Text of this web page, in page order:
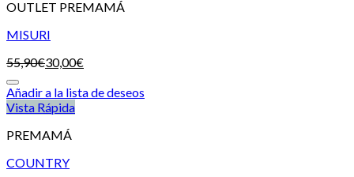
OUTLET PREMAMÁ
MISURI
55,90€30,00€
Añadir a la lista de deseos
Vista Rápida
PREMAMÁ
COUNTRY